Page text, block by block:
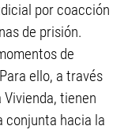
por coacción
de prisión.
de
ello, a través
tienen
conjunta hacia la